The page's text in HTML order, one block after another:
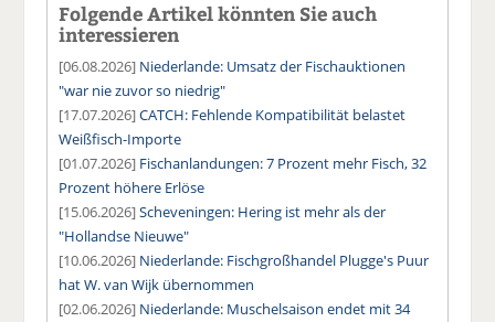
Folgende Artikel könnten Sie auch
interessieren
[06.08.2026] Niederlande: Umsatz der Fischauktionen
"war nie zuvor so niedrig"
[17.07.2026]CATCH: Fehlende Kompatibilität belastet
Weißfisch-Importe
[01.07.2026] Fischanlandungen: 7 Prozent mehr Fisch, 32
Prozent höhere Erlöse
[15.06.2026]Scheveningen: Hering ist mehr als der
"Hollandse Nieuwe"
[10.06.2026] Niederlande: Fischgroßhandel Plugge's Puur
hat W. van Wijk übernommen
[02.06.2026] Niederlande: Muschelsaison endet mit 34